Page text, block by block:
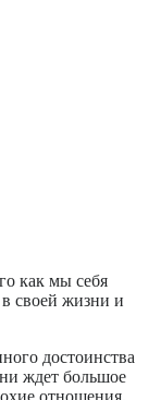
как мы себя
своей жизни и
достоинства
ждет большое
отношения,